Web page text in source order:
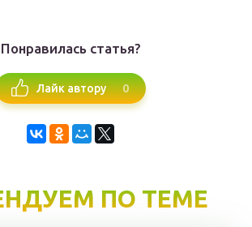
Понравилась статья?
Лайк автору 0
ПО ТЕМЕ